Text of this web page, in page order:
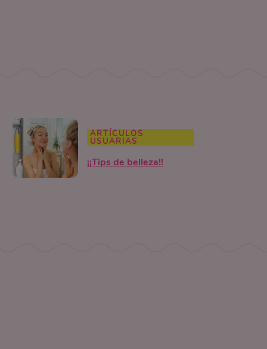
ARTÍCULOS
USUARIAS
¡¡Tips de belleza!!